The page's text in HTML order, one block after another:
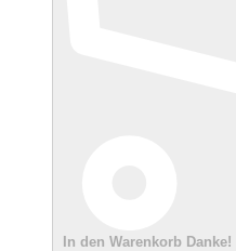
In den Warenkorb Danke!